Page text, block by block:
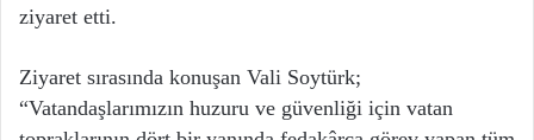
ziyaret etti.
Ziyaret sırasında konuşan Vali Soytürk;
“Vatandaşlarımızın huzuru ve güvenliği için vatan